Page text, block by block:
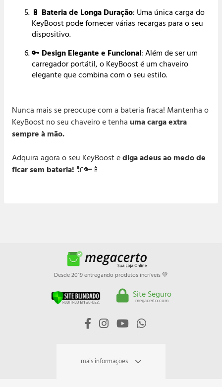
🔋 Bateria de Longa Duração: Uma única carga do
KeyBoost pode fornecer várias recargas para o seu
dispositivo.
🔑 Design Elegante e Funcional: Além de ser um
carregador portátil, o KeyBoost é um chaveiro
elegante que combina com o seu estilo.
Nunca mais se preocupe com a bateria fraca! Mantenha o
KeyBoost no seu chaveiro e tenha uma carga extra
sempre à mão.
Adquira agora o seu KeyBoost ediga adeus ao medo de
ficar sem bateria! 🔌🔑📱
Desde 2019 entregando produtos incríveis 💚
mais informações
Site Seguro
megacerto.com